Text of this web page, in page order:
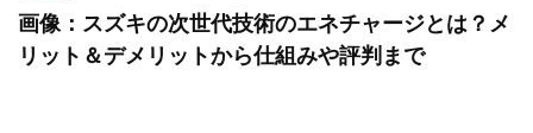
画像：スズキの次世代技術のエネチャージとは？メ
リット＆デメリットから仕組みや評判まで